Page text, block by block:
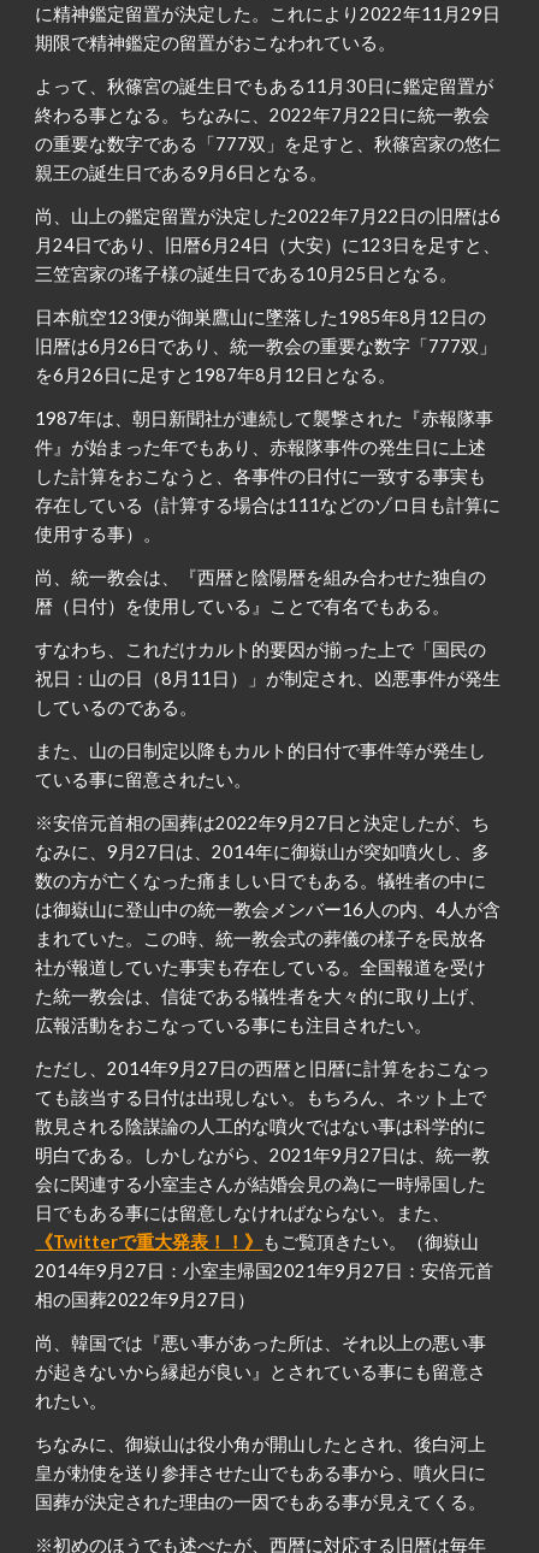
に精神鑑定留置が決定した。これにより2022年11月29日
期限で精神鑑定の留置がおこなわれている。
よって、秋篠宮の誕生日でもある11月30日に鑑定留置が
終わる事となる。ちなみに、2022年7月22日に統一教会
の重要な数字である「777双」を足すと、秋篠宮家の悠仁
親王の誕生日である9月6日となる。
尚、山上の鑑定留置が決定した2022年7月22日の旧暦は6
月24日であり、旧暦6月24日（大安）に123日を足すと、
三笠宮家の瑤子様の誕生日である10月25日となる。
日本航空123便が御巣鷹山に墜落した1985年8月12日の
旧暦は6月26日であり、統一教会の重要な数字「777双」
を6月26日に足すと1987年8月12日となる。
1987年は、朝日新聞社が連続して襲撃された『赤報隊事
件』が始まった年でもあり、赤報隊事件の発生日に上述
した計算をおこなうと、各事件の日付に一致する事実も
存在している（計算する場合は111などのゾロ目も計算に
使用する事）。
尚、統一教会は、『西暦と陰陽暦を組み合わせた独自の
暦（日付）を使用している』ことで有名でもある。
すなわち、これだけカルト的要因が揃った上で「国民の
祝日：山の日（8月11日）」が制定され、凶悪事件が発生
しているのである。
また、山の日制定以降もカルト的日付で事件等が発生し
ている事に留意されたい。
※安倍元首相の国葬は2022年9月27日と決定したが、 ち
なみに、9月27日は、2014年に御嶽山が突如噴火し、多
数の方が亡くなった痛ましい日でもある。犠牲者の中に
は御嶽山に登山中の統一教会メンバー16人の内、4人が含
まれていた。この時、統一教会式の葬儀の様子を民放各
社が報道していた事実も存在している。全国報道を受け
た統一教会は、信徒である犠牲者を大々的に取り上げ、
広報活動をおこなっている事にも注目されたい。
ただし、2014年9月27日の西暦と旧暦に計算をおこなっ
ても該当する日付は出現しない。もちろん、ネット上で
散見される陰謀論の人工的な噴火ではない事は科学的に
明白である。しかしながら、2021年9月27日は、統一教
会に関連する小室圭さんが結婚会見の為に一時帰国した
日でもある事には留意しなければならない。また、
《Twitterで重大発表！！》
もご覧頂きたい。（御嶽山
2014年9月27日：小室圭帰国2021年9月27日：安倍元首
相の国葬2022年9月27日）
尚、韓国では『悪い事があった所は、それ以上の悪い事
が起きないから縁起が良い』とされている事にも留意さ
れたい。
ちなみに、御嶽山は役小角が開山したとされ、後白河上
皇が勅使を送り参拝させた山でもある事から、噴火日に
国葬が決定された理由の一因でもある事が見えてくる。
※初めのほうでも述べたが、西暦に対応する旧暦は毎年